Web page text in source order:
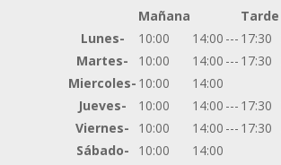
Mañana
Tarde
Lunes-
10:00 14:00 --- 17:30
Martes-
10:00 14:00 --- 17:30
Miercoles- 10:00
14:00
Jueves-
10:00 14:00 --- 17:30
Viernes-
10:00 14:00 --- 17:30
Sábado-
10:00 14:00